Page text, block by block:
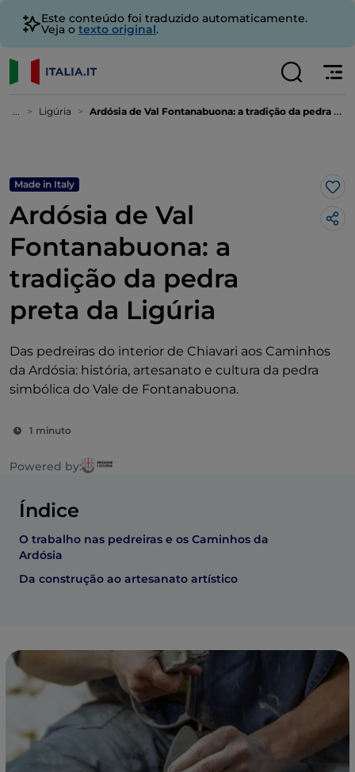
Este conteúdo foi traduzido automaticamente.
Veja o texto original.
... Ligúria Ardósia de Val Fontanabuona: a tradição da pedra preta da Ligúria
Made in Italy
Ardósia de Val
Fontanabuona: a
tradição da pedra
preta da Ligúria
Das pedreiras do interior de Chiavari aos Caminhos
da Ardósia: história, artesanato e cultura da pedra
simbólica do Vale de Fontanabuona.
1 minuto
Powered by:
Índice
O trabalho nas pedreiras e os Caminhos da
Ardósia
Da construção ao artesanato artístico